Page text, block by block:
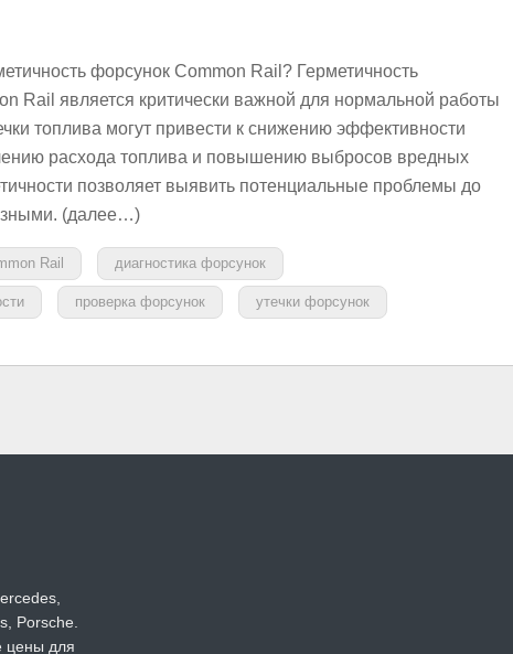
форсунок Common Rail? Герметичность
Rail является критически важной для нормальной работы
топлива могут привести к снижению эффективности
расхода топлива и повышению выбросов вредных
позволяет выявить потенциальные проблемы до
(далее…)
Rail диагностика форсунок
проверка форсунок утечки форсунок
Porsche.
цены для